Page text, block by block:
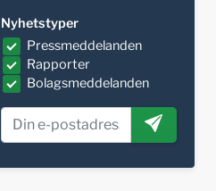
Nyhetstyper
Pressmeddelanden
Rapporter
Bolagsmeddelanden